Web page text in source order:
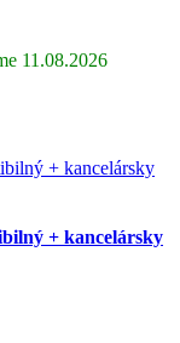
11.08.2026
+ kancelársky